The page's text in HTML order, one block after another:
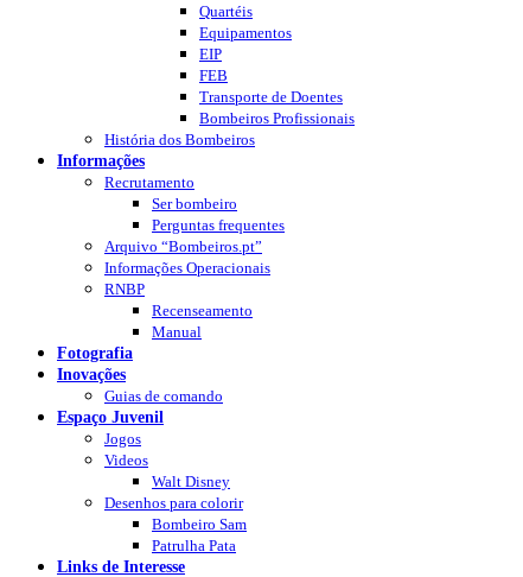
Quartéis
Equipamentos
EIP
FEB
Transporte de Doentes
Bombeiros Profissionais
História dos Bombeiros
Informações
Recrutamento
Ser bombeiro
Perguntas frequentes
Arquivo “Bombeiros.pt”
Informações Operacionais
RNBP
Recenseamento
Manual
Fotografia
Inovações
Guias de comando
Espaço Juvenil
Jogos
Videos
Walt Disney
Desenhos para colorir
Bombeiro Sam
Patrulha Pata
Links de Interesse